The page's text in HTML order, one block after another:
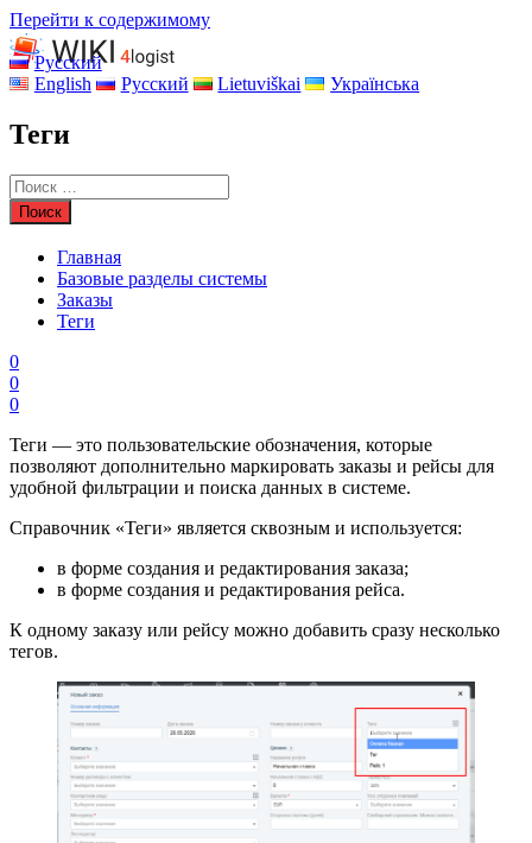
Перейти к содержимому
Русский
English
Русский Lietuviškai Українська
Теги
Главная
Базовые разделы системы
Заказы
Теги
0
0
0
Теги — это пользовательские обозначения, которые
позволяют дополнительно маркировать заказы и рейсы для
удобной фильтрации и поиска данных в системе.
Справочник «Теги» является сквозным и используется:
в форме создания и редактирования заказа;
в форме создания и редактирования рейса.
К одному заказу или рейсу можно добавить сразу несколько
тегов.